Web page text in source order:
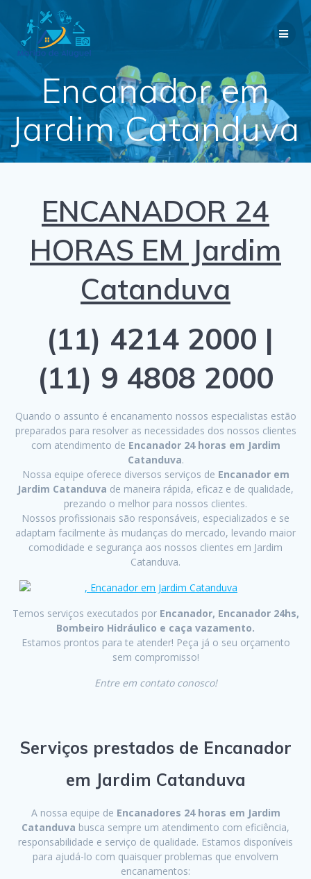
Encanador em
Jardim Catanduva
ENCANADOR 24
HORAS EM Jardim
Catanduva
(11) 4214 2000 |
(11) 9 4808 2000
Quando o assunto é encanamento nossos especialistas estão
preparados para resolver as necessidades dos nossos clientes
com atendimento de Encanador 24 horas em Jardim
Catanduva.
Nossa equipe oferece diversos serviços de Encanador em
Jardim Catanduva de maneira rápida, eficaz e de qualidade,
prezando o melhor para nossos clientes.
Nossos profissionais são responsáveis, especializados e se
adaptam facilmente às mudanças do mercado, levando maior
comodidade e segurança aos nossos clientes em Jardim
Catanduva.
Temos serviços executados por Encanador, Encanador 24hs,
Bombeiro Hidráulico e caça vazamento.
Estamos prontos para te atender! Peça já o seu orçamento
sem compromisso!
Entre em contato conosco!
Serviços prestados de Encanador
em Jardim Catanduva
A nossa equipe de Encanadores 24 horas em Jardim
Catanduva busca sempre um atendimento com eficiência,
responsabilidade e serviço de qualidade. Estamos disponíveis
para ajudá-lo com quaisquer problemas que envolvem
encanamentos: